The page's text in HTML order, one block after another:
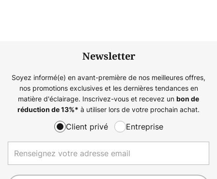
Newsletter
Soyez informé(e) en avant-première de nos meilleures offres,
nos promotions exclusives et les dernières tendances en
matière d'éclairage. Inscrivez-vous et recevez un bon de
réduction de13%* à utiliser lors de votre prochain achat.
Client privé Entreprise